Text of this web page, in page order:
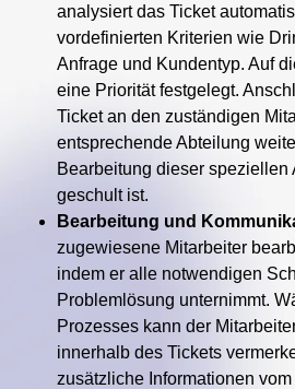
analysiert das Ticket
vordefinierten Kriterien wie
Anfrage und Kundentyp. Auf
eine Priorität festgelegt.
Ticket an den zuständigen
entsprechende Abteilung
Bearbeitung dieser speziellen
geschult ist.
Bearbeitung und
zugewiesene Mitarbeiter
indem er alle notwendigen
Problemlösung unternimmt.
Prozesses kann der
innerhalb des Tickets
zusätzliche Informationen